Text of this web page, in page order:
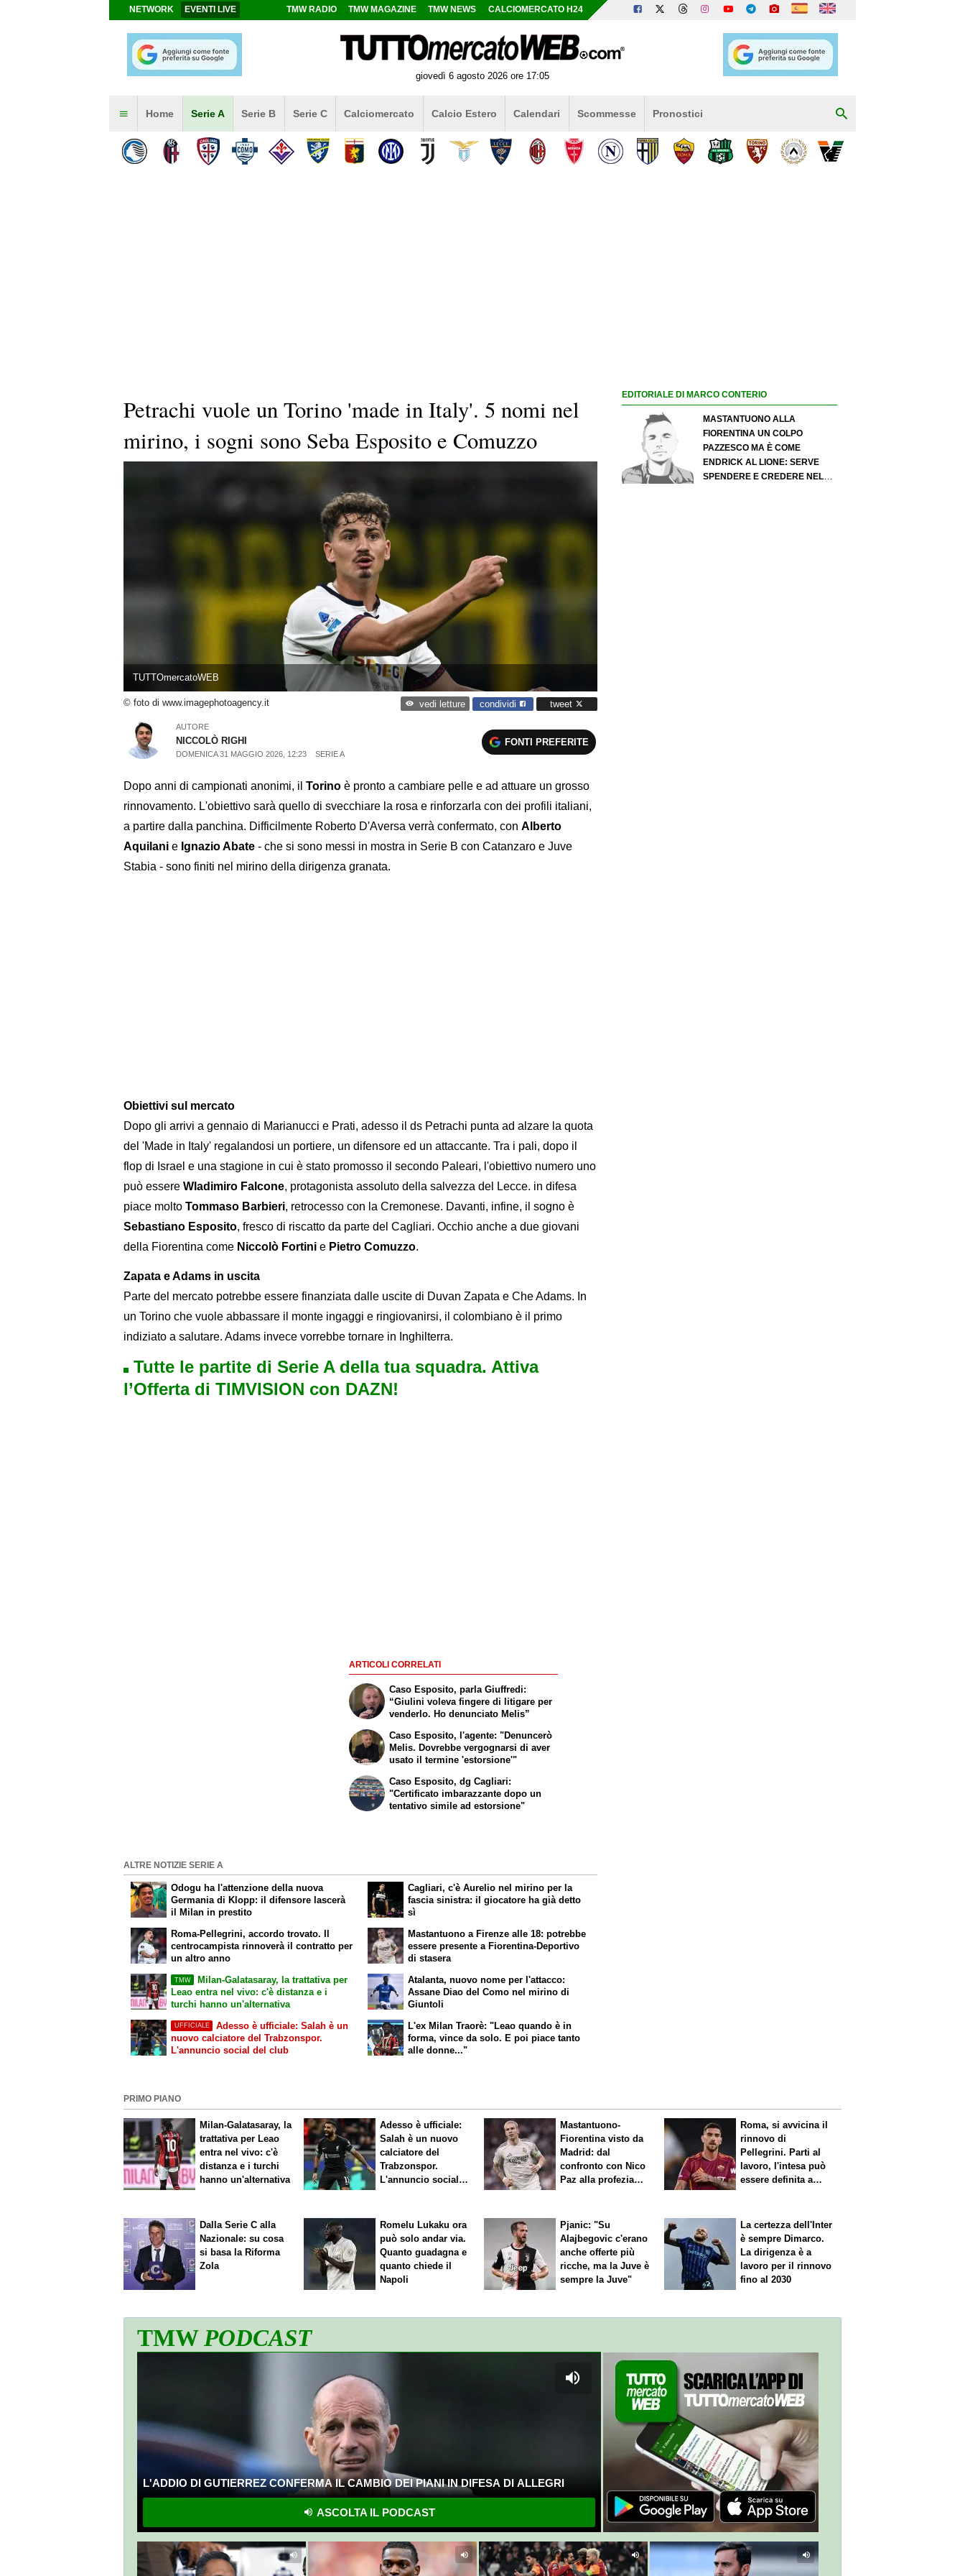
NETWORK EVENTI LIVE TMW RADIO TMW MAGAZINE TMW NEWS CALCIOMERCATO H24
giovedì 6 agosto 2026 ore 17:05
Home Serie A Serie B Serie C Calciomercato Calcio Estero Calendari Scommesse Pronostici
Petrachi vuole un Torino 'made in Italy'. 5 nomi nel
mirino, i sogni sono Seba Esposito e Comuzzo
TUTTOmercatoWEB
© foto di www.imagephotoagency.it vedi letture condividi tweet
AUTORE
NICCOLÒ RIGHI
DOMENICA 31 MAGGIO 2026, 12:23 SERIE A
FONTI PREFERITE
Dopo anni di campionati anonimi, il Torino è pronto a cambiare pelle e ad attuare un grosso
rinnovamento. L'obiettivo sarà quello di svecchiare la rosa e rinforzarla con dei profili italiani,
a partire dalla panchina. Difficilmente Roberto D'Aversa verrà confermato, con Alberto
Aquilani e Ignazio Abate - che si sono messi in mostra in Serie B con Catanzaro e Juve
Stabia - sono finiti nel mirino della dirigenza granata.
Obiettivi sul mercato
Dopo gli arrivi a gennaio di Marianucci e Prati, adesso il ds Petrachi punta ad alzare la quota
del 'Made in Italy' regalandosi un portiere, un difensore ed un attaccante. Tra i pali, dopo il
flop di Israel e una stagione in cui è stato promosso il secondo Paleari, l'obiettivo numero uno
può essere Wladimiro Falcone, protagonista assoluto della salvezza del Lecce. in difesa
piace molto Tommaso Barbieri, retrocesso con la Cremonese. Davanti, infine, il sogno è
Sebastiano Esposito, fresco di riscatto da parte del Cagliari. Occhio anche a due giovani
della Fiorentina come Niccolò Fortini e Pietro Comuzzo.
Zapata e Adams in uscita
Parte del mercato potrebbe essere finanziata dalle uscite di Duvan Zapata e Che Adams. In
un Torino che vuole abbassare il monte ingaggi e ringiovanirsi, il colombiano è il primo
indiziato a salutare. Adams invece vorrebbe tornare in Inghilterra.
Tutte le partite di Serie A della tua squadra. Attiva
l’Offerta di TIMVISION con DAZN!
ARTICOLI CORRELATI
Caso Esposito, parla Giuffredi:
“Giulini voleva fingere di litigare per
venderlo. Ho denunciato Melis”
Caso Esposito, l'agente: "Denuncerò
Melis. Dovrebbe vergognarsi di aver
usato il termine 'estorsione'"
Caso Esposito, dg Cagliari:
"Certificato imbarazzante dopo un
tentativo simile ad estorsione"
ALTRE NOTIZIE SERIE A
Odogu ha l'attenzione della nuova
Germania di Klopp: il difensore lascerà
il Milan in prestito
Roma-Pellegrini, accordo trovato. Il
centrocampista rinnoverà il contratto per
un altro anno
Cagliari, c'è Aurelio nel mirino per la
fascia sinistra: il giocatore ha già detto
sì
Mastantuono a Firenze alle 18: potrebbe
essere presente a Fiorentina-Deportivo
di stasera
TMW
Milan-Galatasaray, la trattativa per
Leao entra nel vivo: c'è distanza e i
turchi hanno un'alternativa
UFFICIALE
Adesso è ufficiale: Salah è un
nuovo calciatore del Trabzonspor.
L'annuncio social del club
Atalanta, nuovo nome per l'attacco:
Assane Diao del Como nel mirino di
Giuntoli
L'ex Milan Traorè: "Leao quando è in
forma, vince da solo. E poi piace tanto
alle donne..."
EDITORIALE DI MARCO CONTERIO
MASTANTUONO ALLA
FIORENTINA UN COLPO
PAZZESCO MA È COME
ENDRICK AL LIONE: SERVE
SPENDERE E CREDERE NELLO
PRIMO PIANO
Milan-Galatasaray, la
trattativa per Leao
entra nel vivo: c'è
distanza e i turchi
hanno un'alternativa
Adesso è ufficiale:
Salah è un nuovo
calciatore del
Trabzonspor.
L'annuncio social
Mastantuono-
Fiorentina visto da
Madrid: dal
confronto con Nico
Paz alla profezia
Roma, si avvicina il
rinnovo di
Pellegrini. Parti al
lavoro, l'intesa può
essere definita a
Dalla Serie C alla
Nazionale: su cosa
si basa la Riforma
Zola
Romelu Lukaku ora
può solo andar via.
Quanto guadagna e
quanto chiede il
Napoli
Pjanic: "Su
Alajbegovic c'erano
anche offerte più
ricche, ma la Juve è
sempre la Juve"
La certezza dell'Inter
è sempre Dimarco.
La dirigenza è a
lavoro per il rinnovo
fino al 2030
TMWPODCAST
L'ADDIO DI GUTIERREZ CONFERMA IL CAMBIO DEI PIANI IN DIFESA DI ALLEGRI
ASCOLTA IL PODCAST